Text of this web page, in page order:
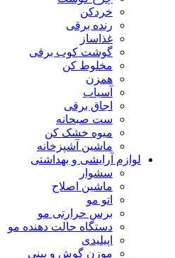
خردکن
رنده برقی
غذاساز
گوشت کوب برقی
مخلوط کن
همزن
آسیاب
اجاق برقی
ست صبحانه
میوه خشک کن
ماشین آشپزخانه
لوازم آرایشی و بهداشتی
سشوار
ماشین اصلاح
اتو مو
برس حرارتی مو
دستگاه حالت دهنده مو
اپیلیدی
موزن گوش و بینی